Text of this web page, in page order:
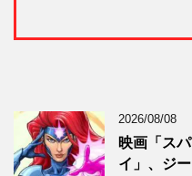
2026/08/08
映画「ス
イ」、ジ